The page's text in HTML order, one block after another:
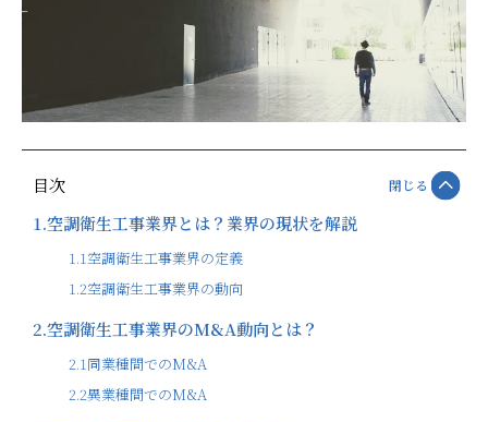
目次 閉じる
1.空調衛生工事業界とは？業界の現状を解説
1.1空調衛生工事業界の定義
1.2空調衛生工事業界の動向
2.空調衛生工事業界のM&A動向とは？
2.1同業種間でのM&A
2.2異業種間でのM&A